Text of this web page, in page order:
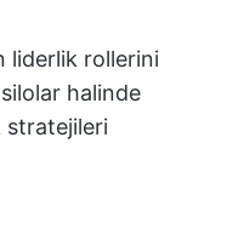
liderlik rollerini
halinde
stratejileri